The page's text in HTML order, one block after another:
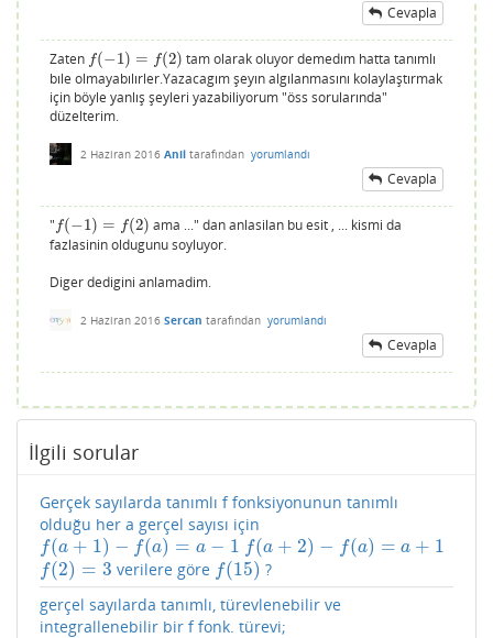
Cevapla
Zaten f(−1) = f(2)
f(−1)=f( 2)
tam olarak oluyor demedım hatta tanımlı
bıle olmayabılırler.Yazacagım şeyın algılanmasını kolaylaştırmak
için böyle yanlış şeyleri yazabiliyorum "öss sorularında"
düzelterim.
2 Haziran 2016 Anil tarafından yorumlandı
Cevapla
" f(−1) = f(2)
f(−1)=f( 2)
ama ..." dan anlasilan bu esit , ... kismi da
fazlasinin oldugunu soyluyor.
Diger dedigini anlamadim.
2 Haziran 2016 Sercan tarafından yorumlandı
Cevapla
İlgili sorular
Gerçek sayılarda tanımlı f fonksiyonunun tanımlı
olduğu her a gerçel sayısı için
f(a + 1) − f(a) = a − 1
f(a+1)− f(a =a −1 f(a + 2) − f(a) = a + 1
f(a+2)− f(a =a +1
f(2) = 3
f(2)=3 verilere göre f(15)
f(15)
?
gerçel sayılarda tanımlı, türevlenebilir ve
integrallenebilir bir f fonk. türevi;